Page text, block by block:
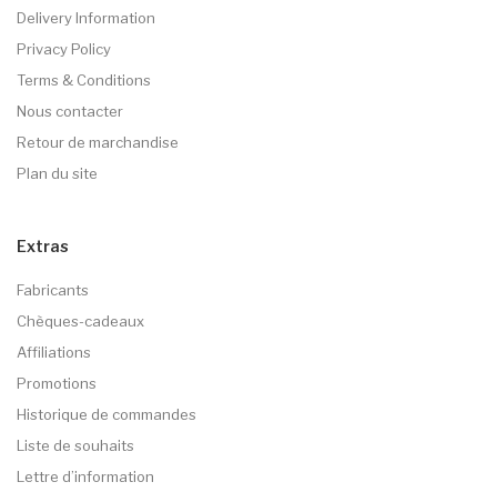
Delivery Information
Privacy Policy
Terms & Conditions
Nous contacter
Retour de marchandise
Plan du site
Extras
Fabricants
Chèques-cadeaux
Affiliations
Promotions
Historique de commandes
Liste de souhaits
Lettre d’information